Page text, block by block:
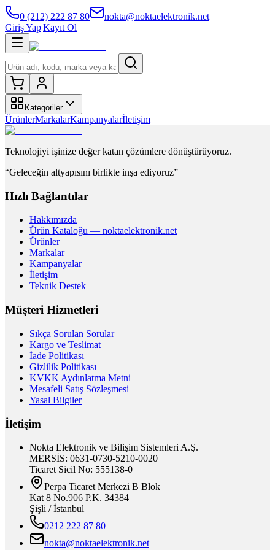
0 (212) 222 87 80
nokta@noktaelektronik.net
Giriş Yap|Kayıt Ol
Kategoriler
ÜrünlerMarkalarKampanyalarİletişim
Teknolojiyi işinize değer katan çözümlere dönüştürüyoruz.
“Geleceğin altyapısını birlikte inşa ediyoruz”
Hızlı Bağlantılar
Hakkımızda
Ürün Kataloğu — noktaelektronik.net
Ürünler
Markalar
Kampanyalar
İletişim
Teknik Destek
Müşteri Hizmetleri
Sıkça Sorulan Sorular
Kargo ve Teslimat
İade Politikası
Gizlilik Politikası
KVKK Aydınlatma Metni
Mesafeli Satış Sözleşmesi
Yasal Bilgiler
İletişim
Nokta Elektronik ve Bilişim Sistemleri A.Ş.
MERSİS: 0631-0730-5210-0020
Ticaret Sicil No: 555138-0
Perpa Ticaret Merkezi B Blok
Kat 8 No.906 P.K. 34384
Şişli / İstanbul
0212 222 87 80
nokta@noktaelektronik.net